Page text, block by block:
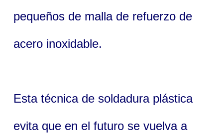
pequeños de malla de refuerzo de
acero inoxidable.
Esta técnica de soldadura plástica
evita que en el futuro se vuelva a